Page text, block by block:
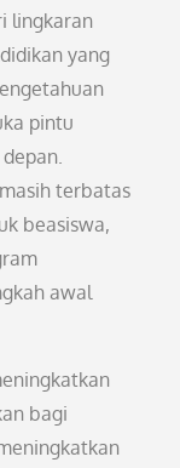
lingkaran
yang
pintu
terbatas
beasiswa,
awal
bagi